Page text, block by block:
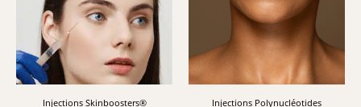
Injections Skinboosters® Injections Polynucléotides